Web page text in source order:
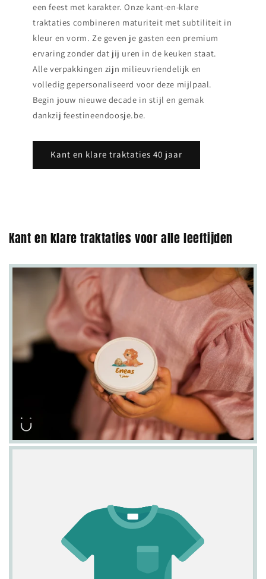
een feest met karakter. Onze kant‑en‑klare
traktaties combineren maturiteit met subtiliteit in
kleur en vorm. Ze geven je gasten een premium
ervaring zonder dat jij uren in de keuken staat.
Alle verpakkingen zijn milieuvriendelijk en
volledig gepersonaliseerd voor deze mijlpaal.
Begin jouw nieuwe decade in stijl en gemak
dankzij feestineendoosje.be.
Kant en klare traktaties 40 jaar
Kant en klare traktaties voor alle leeftijden